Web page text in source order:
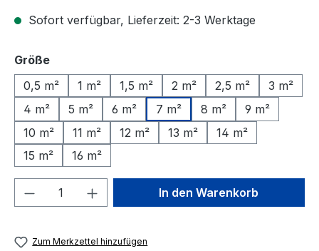
Sofort verfügbar, Lieferzeit: 2-3 Werktage
Größeauswählen
0,5 m²
1 m² 1,5 m² 2 m² 2,5 m²
3 m²
4 m²
5 m² 6 m² 7 m² 8 m²
9 m²
10 m²
11 m² 12 m² 13 m²
14 m²
15 m²
16 m²
Produkt Anzahl: Gib denIn den Warenkorb
Zum Merkzettel hinzufügen